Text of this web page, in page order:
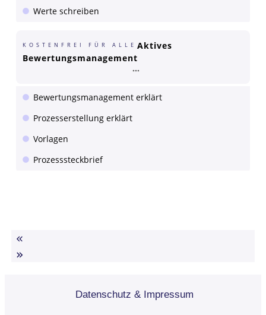
Werte schreiben
KOSTENFREI FÜR ALLE Aktives
Bewertungsmanagement
Bewertungsmanagement erklärt
Prozesserstellung erklärt
Vorlagen
Prozesssteckbrief
Datenschutz & Impressum